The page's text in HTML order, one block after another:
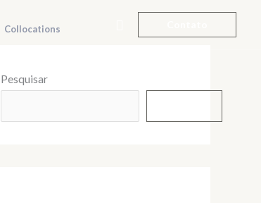
Collocations
Pesquisar